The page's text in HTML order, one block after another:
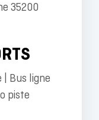
35200
| Bus ligne
piste